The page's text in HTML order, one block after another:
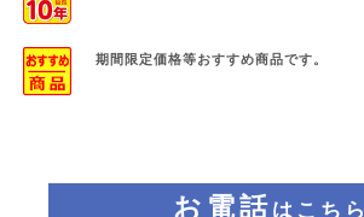
期間限定価格等おすすめ商品です。
お電話 はこちら